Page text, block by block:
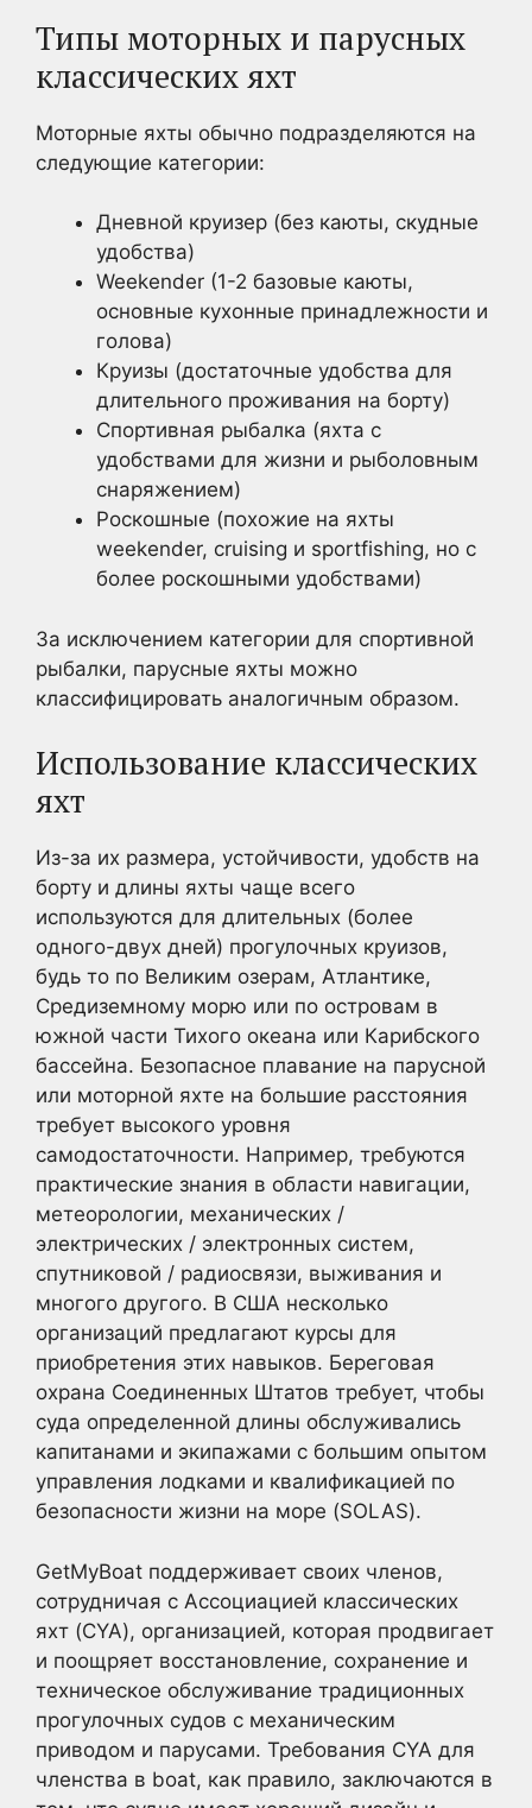
Типы моторных и парусных
классических яхт
Моторные яхты обычно подразделяются на
следующие категории:
Дневной круизер (без каюты, скудные
удобства)
Weekender (1-2 базовые каюты,
основные кухонные принадлежности и
голова)
Круизы (достаточные удобства для
длительного проживания на борту)
Спортивная рыбалка (яхта с
удобствами для жизни и рыболовным
снаряжением)
Роскошные (похожие на яхты
weekender, cruising и sportfishing, но с
более роскошными удобствами)
За исключением категории для спортивной
рыбалки, парусные яхты можно
классифицировать аналогичным образом.
Использование классических
яхт
Из-за их размера, устойчивости, удобств на
борту и длины яхты чаще всего
используются для длительных (более
одного-двух дней) прогулочных круизов,
будь то по Великим озерам, Атлантике,
Средиземному морю или по островам в
южной части Тихого океана или Карибского
бассейна. Безопасное плавание на парусной
или моторной яхте на большие расстояния
требует высокого уровня
самодостаточности. Например, требуются
практические знания в области навигации,
метеорологии, механических /
электрических / электронных систем,
спутниковой / радиосвязи, выживания и
многого другого. В США несколько
организаций предлагают курсы для
приобретения этих навыков. Береговая
охрана Соединенных Штатов требует, чтобы
суда определенной длины обслуживались
капитанами и экипажами с большим опытом
управления лодками и квалификацией по
безопасности жизни на море (SOLAS).
GetMyBoat поддерживает своих членов,
сотрудничая с Ассоциацией классических
яхт (CYA), организацией, которая продвигает
и поощряет восстановление, сохранение и
техническое обслуживание традиционных
прогулочных судов с механическим
приводом и парусами. Требования CYA для
членства в boat, как правило, заключаются в